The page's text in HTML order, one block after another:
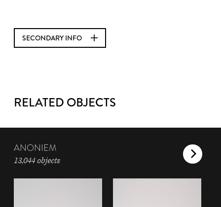
SECONDARY INFO
RELATED OBJECTS
ANONIEM
13,044 objects